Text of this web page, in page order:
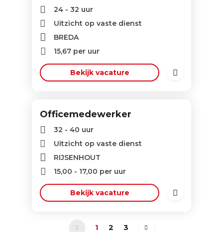
24 - 32 uur
Uitzicht op vaste dienst
BREDA
15,67 per uur
Bekijk vacature
Officemedewerker
32 - 40 uur
Uitzicht op vaste dienst
RIJSENHOUT
15,00 - 17,00 per uur
Bekijk vacature
1 2 3